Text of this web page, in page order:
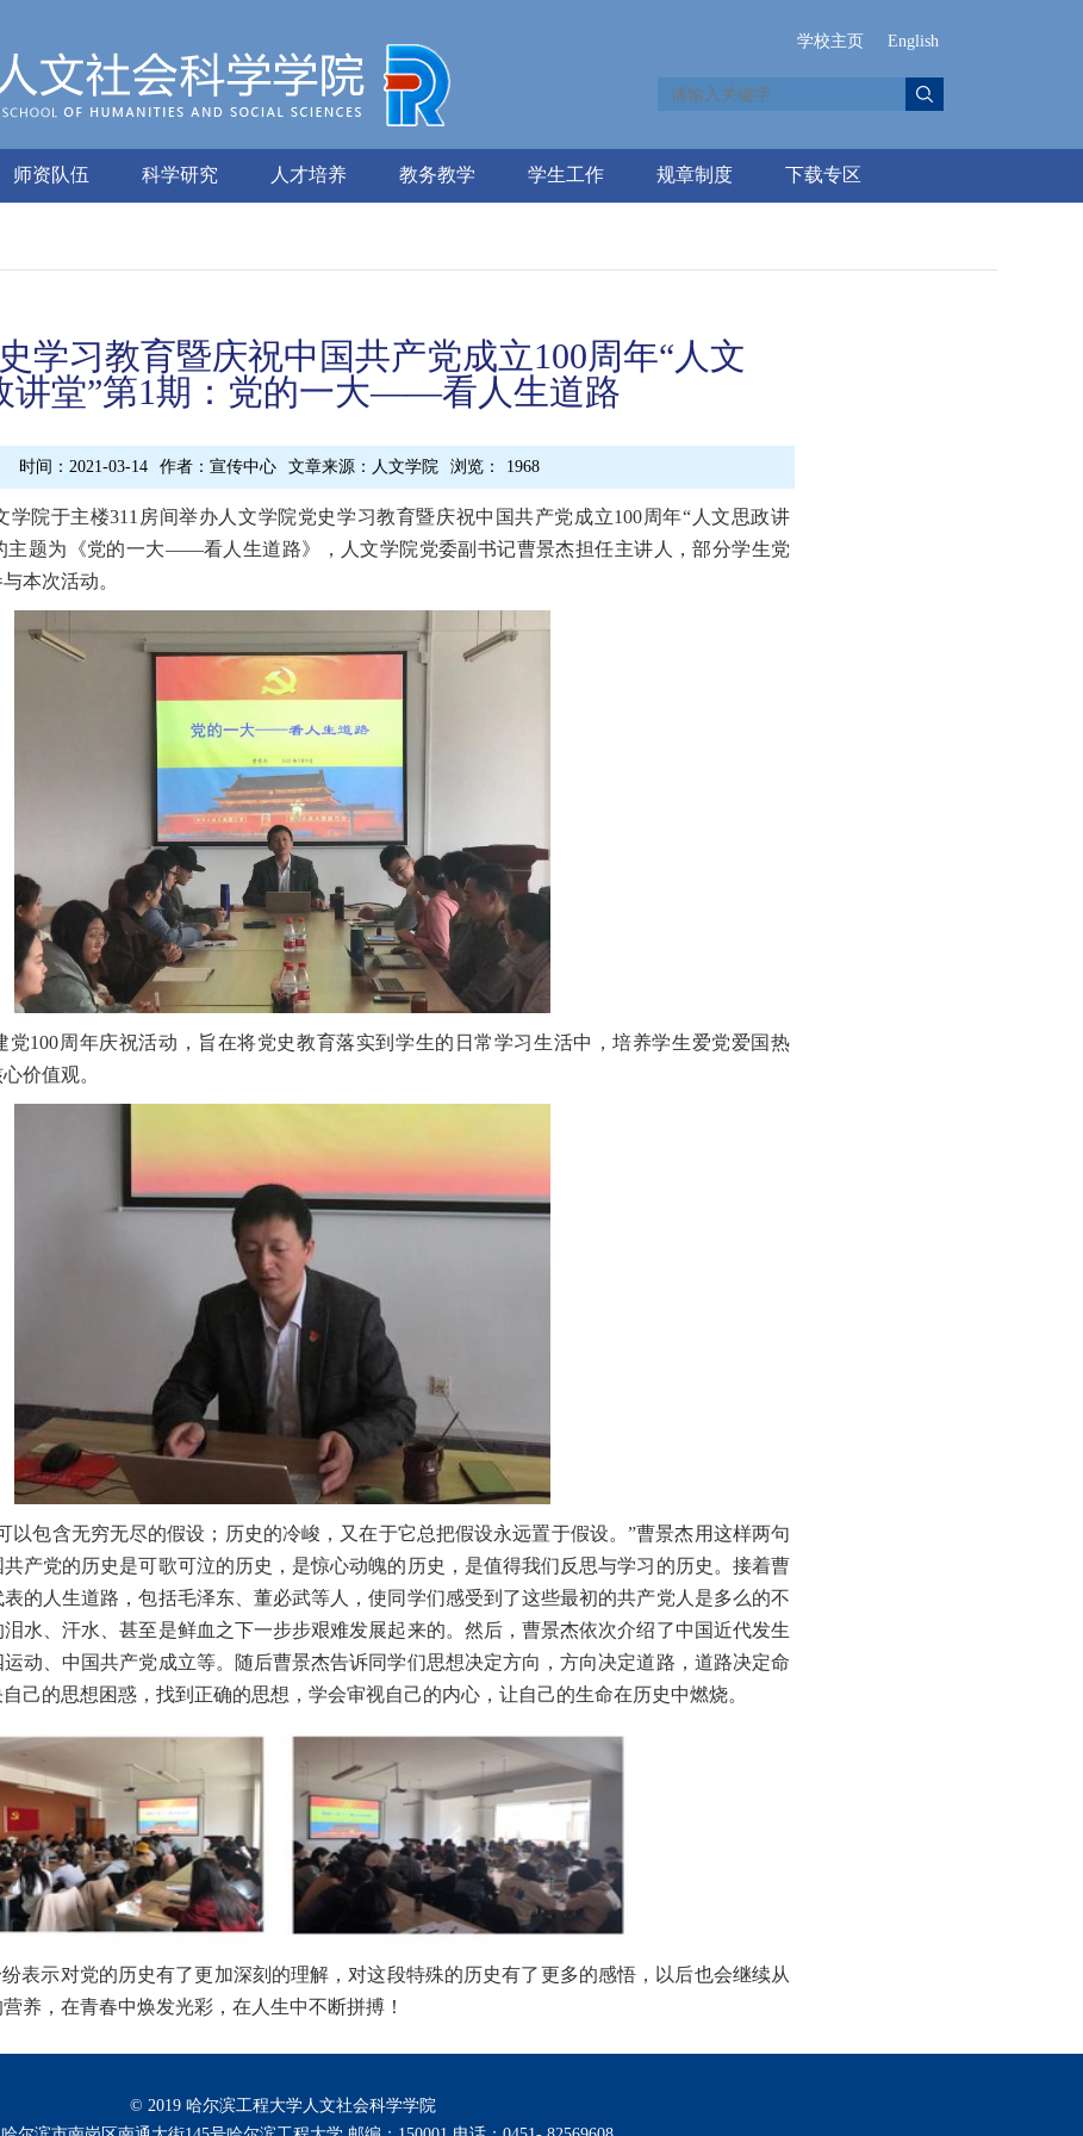
学校主页 English
师资队伍 科学研究 人才培养 教务教学 学生工作 规章制度 下载专区
学习教育暨庆祝中国共产党成立100周年“人文
讲堂”第1期：党的一大——看人生道路
时间：2021-03-14 作者：宣传中心 文章来源：人文学院 浏览： 1968
学院于主楼311房间举办人文学院党史学习教育暨庆祝中国共产党成立100周年“人文思政讲
主题为《党的一大——看人生道路》，人文学院党委副书记曹景杰担任主讲人，部分学生党
本次活动。
党100周年庆祝活动，旨在将党史教育落实到学生的日常学习生活中，培养学生爱党爱国热
价值观。
以包含无穷无尽的假设；历史的冷峻，又在于它总把假设永远置于假设。”曹景杰用这样两句
产党的历史是可歌可泣的历史，是惊心动魄的历史，是值得我们反思与学习的历史。接着曹
的人生道路，包括毛泽东、董必武等人，使同学们感受到了这些最初的共产党人是多么的不
水、汗水、甚至是鲜血之下一步步艰难发展起来的。然后，曹景杰依次介绍了中国近代发生
动、中国共产党成立等。随后曹景杰告诉同学们思想决定方向，方向决定道路，道路决定命
己的思想困惑，找到正确的思想，学会审视自己的内心，让自己的生命在历史中燃烧。
表示对党的历史有了更加深刻的理解，对这段特殊的历史有了更多的感悟，以后也会继续从
养，在青春中焕发光彩，在人生中不断拼搏！
© 2019 哈尔滨工程大学人文社会科学学院